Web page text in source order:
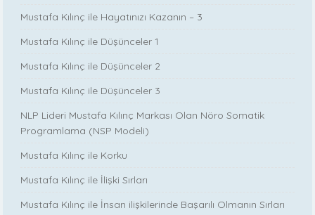
Mustafa Kılınç ile Hayatınızı Kazanın – 3
Mustafa Kılınç ile Düşünceler 1
Mustafa Kılınç ile Düşünceler 2
Mustafa Kılınç ile Düşünceler 3
NLP Lideri Mustafa Kılınç Markası Olan Nöro Somatik
Programlama (NSP Modeli)
Mustafa Kılınç ile Korku
Mustafa Kılınç ile İlişki Sırları
Mustafa Kılınç ile İnsan ilişkilerinde Başarılı Olmanın Sırları